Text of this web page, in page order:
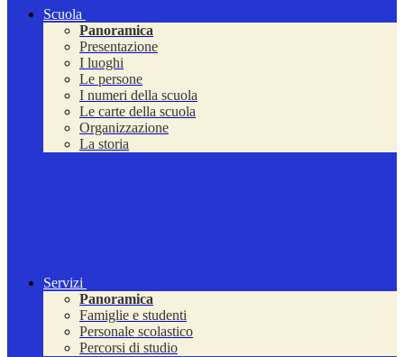
Scuola
Panoramica
Presentazione
I luoghi
Le persone
I numeri della scuola
Le carte della scuola
Organizzazione
La storia
Servizi
Panoramica
Famiglie e studenti
Personale scolastico
Percorsi di studio